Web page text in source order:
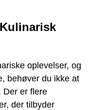
oplevelser, og
behøver du ikke at
Der er flere
der tilbyder